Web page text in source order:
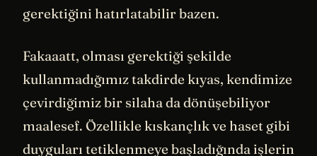
gerektiğini hatırlatabilir bazen.
Fakaaatt, olması gerektiği şekilde
kullanmadığımız takdirde kıyas, kendimize
çevirdiğimiz bir silaha da dönüşebiliyor
maalesef. Özellikle kıskançlık ve haset gibi
duyguları tetiklenmeye başladığında işlerin